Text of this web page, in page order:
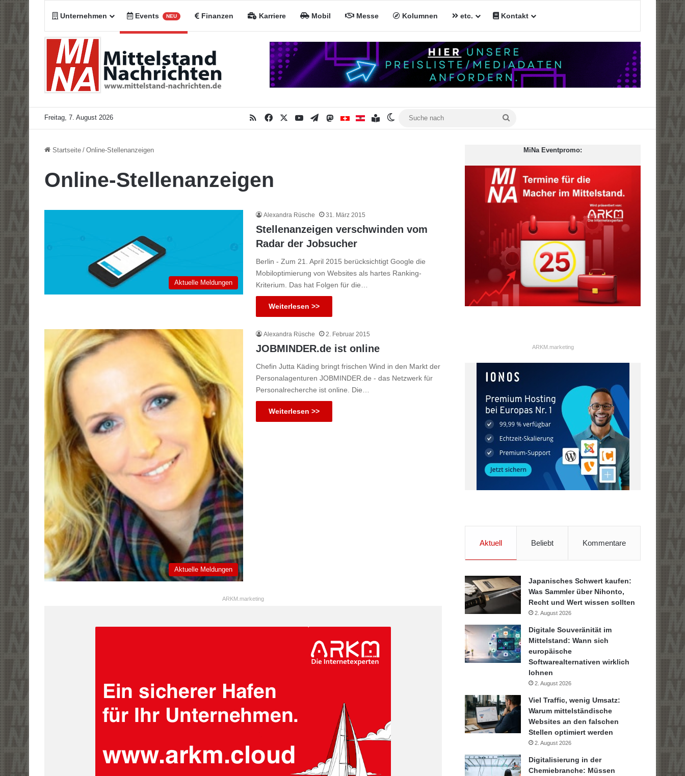
Unternehmen Events NEU Finanzen Karriere Mobil Messe Kolumnen etc. Kontakt
Freitag, 7. August 2026 RSSFacebookYouTubeTelegramMastodonMiNa CHMiNa AT
Inhaltsverzeichnis
Skin umschalten
Startseite / Online-Stellenanzeigen
Online-Stellenanzeigen
Aktuelle Meldungen
Alexandra Rüsche 31. März 2015
Stellenanzeigen verschwinden vom
Radar der Jobsucher
Berlin - Zum 21. April 2015 berücksichtigt Google die
Mobiloptimierung von Websites als hartes Ranking-
Kriterium. Das hat Folgen für die…
Weiterlesen >>
Aktuelle Meldungen
Alexandra Rüsche 2. Februar 2015
JOBMINDER.de ist online
Chefin Jutta Käding bringt frischen Wind in den Markt der
Personalagenturen JOBMINDER.de - das Netzwerk für
Personalrecherche ist online. Die…
Weiterlesen >>
ARKM.marketing
MiNa Eventpromo:
ARKM.marketing
Aktuell Beliebt Kommentare
Japanisches Schwert kaufen:
Was Sammler über Nihonto,
Recht und Wert wissen sollten
2. August 2026
Digitale Souveränität im
Mittelstand: Wann sich
europäische
Softwarealternativen wirklich
lohnen
2. August 2026
Viel Traffic, wenig Umsatz:
Warum mittelständische
Websites an den falschen
Stellen optimiert werden
2. August 2026
Digitalisierung in der
Chemiebranche: Müssen